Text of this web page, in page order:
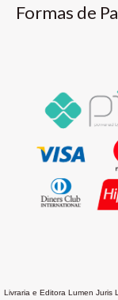
Formas de
Livraria e Editora Lumen Juris